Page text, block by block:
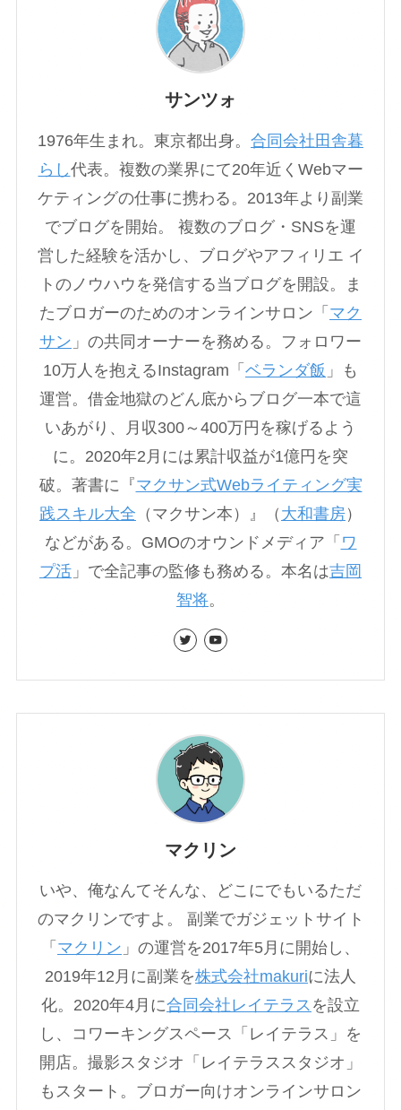
サンツォ
1976年生まれ。東京都出身。 合同会社田舎暮
らし代表。複数の業界にて20年近くWebマー
ケティングの仕事に携わる。2013年より副業
でブログを開始。 複数のブログ・SNSを運
営した経験を活かし、ブログやアフィリエ イ
トのノウハウを発信する当ブログを開設。ま
たブロガーのためのオンラインサロン「 マク
サン 」の共同オーナーを務める。フォロワー
10万人を抱えるInstagram「 ベランダ飯 」も
運営。借金地獄のどん底からブログ一本で這
いあがり、月収300～400万円を稼げるよう
に。2020年2月には累計収益が1億円を突
破。著書に『マクサン式Webライティング実
践スキル大全 （マクサン本）』（ 大和書房）
などがある。GMOのオウンドメディア「 ワ
プ活 」で全記事の監修も務める。本名は吉岡
智将。
マクリン
いや、俺なんてそんな、どこにでもいるただ
のマクリンですよ。 副業でガジェットサイト
「 マクリン 」の運営を2017年5月に開始し、
2019年12月に副業を株式会社makuriに法人
化。2020年4月に合同会社レイテラス を設立
し、コワーキングスペース「レイテラス」を
開店。撮影スタジオ「レイテラススタジオ」
もスタート。ブロガー向けオンラインサロン